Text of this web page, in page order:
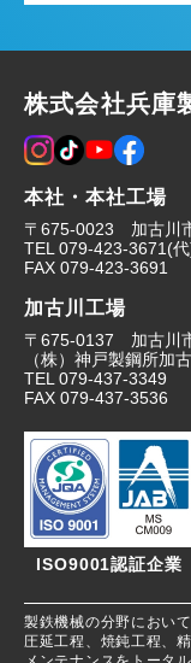
株式会社兵庫
本社・本社工場
〒675-0023 加古川
TEL 079-423-3671 (
FAX 079-423-3691
加古川工場
〒675-0137 加古川
（株）神戸製鋼所加
TEL 079-437-3349
FAX 079-437-3536
ISO9001認証企業
製鉄機械の分野におい
圧延工程、焼鈍工程、